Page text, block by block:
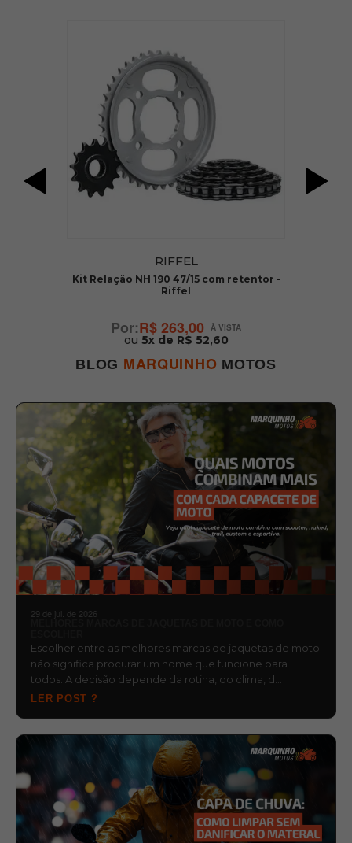
RIFFEL
Kit Relação NH 190 47/15 com retentor -
Riffel
R$ 263,00
ou 5x de R$ 52,60
BLOG MARQUINHO MOTOS
29 de jul. de 2026
Escolher entre as melhores marcas de jaquetas de moto
não significa procurar um nome que funcione para
todos. A decisão depende da rotina, do clima, d…
LER POST ?